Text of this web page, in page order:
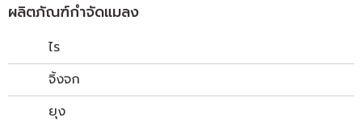
ผลิตภัณฑ์กำจัดแมลง
ไร
จิ้งจก
ยุง